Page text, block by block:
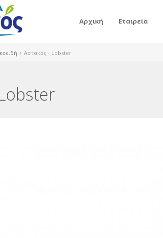
Αρχική Εταιρεία
Αστακός - Lobster